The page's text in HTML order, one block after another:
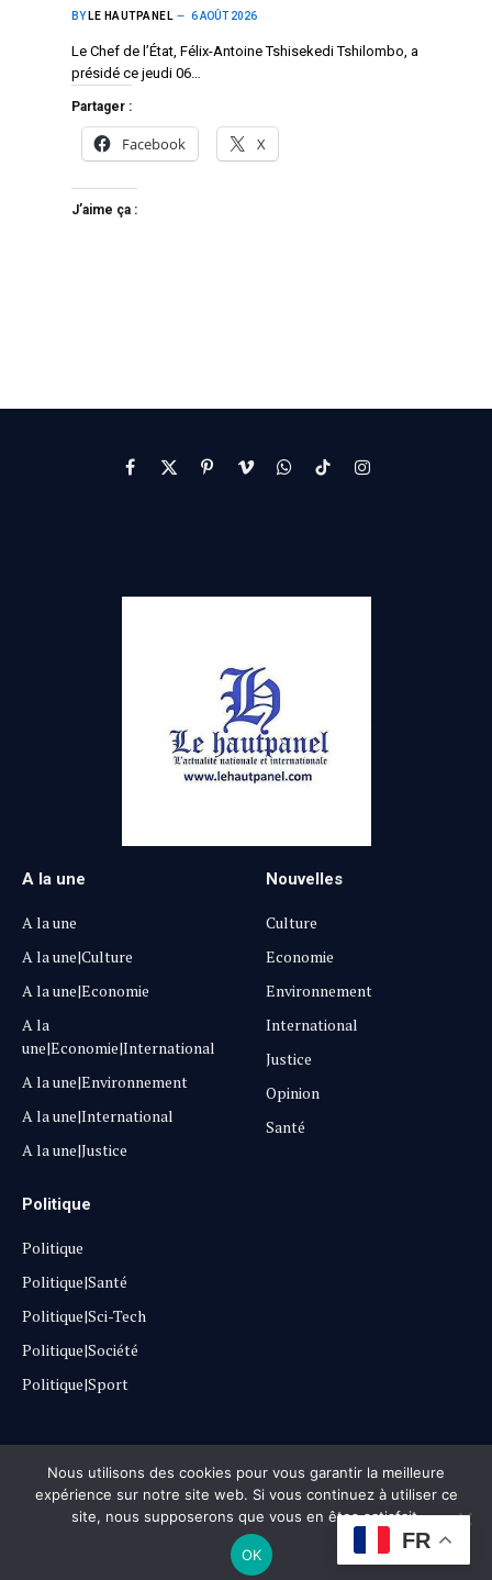
BY LE HAUTPANEL 6 AOÛT 2026
Le Chef de l’État, Félix-Antoine Tshisekedi Tshilombo, a
présidé ce jeudi 06…
Partager :
Facebook X
J’aime ça :
Facebook
X
PinterestVimeoWhatsApp
TikTokInstagram
A la une
A la une
A la une|Culture
A la une|Economie
A la
une|Economie|International
A la une|Environnement
A la une|International
A la une|Justice
Nouvelles
Culture
Economie
Environnement
International
Justice
Opinion
Santé
Politique
Politique
Politique|Santé
Politique|Sci-Tech
Politique|Société
Politique|Sport
Copyright © 2025Lehautpanel
Confidentialité Contact Don
FR
Nous utilisons des cookies pour vous garantir la meilleure
expérience sur notre site web. Si vous continuez à utiliser ce
site, nous supposerons que vous en êtes satisfait.
OK